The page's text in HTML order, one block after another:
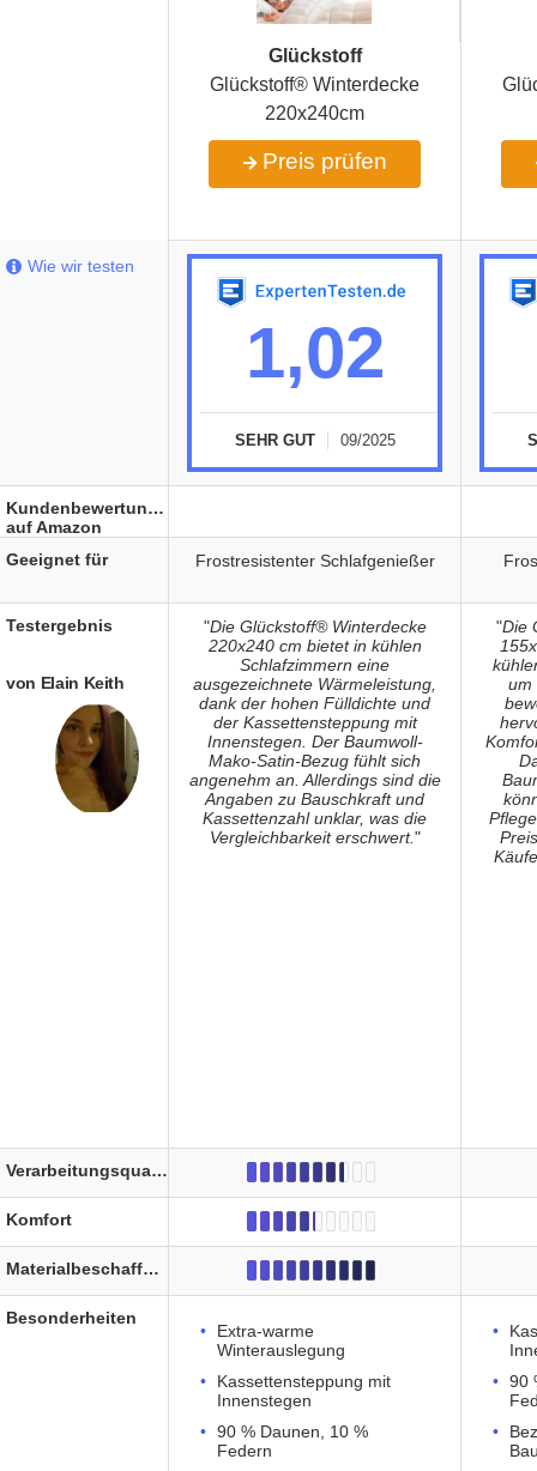
Glückstoff
Glückstoff® Winterdecke
220x240cm
Preis prüfen
1,02
SEHR GUT 09/2025
Frostresistenter Schlafgenießer
"Die Glückstoff® Winterdecke
220x240 cm bietet in kühlen
Schlafzimmern eine
ausgezeichnete Wärmeleistung,
dank der hohen Fülldichte und
der Kassettensteppung mit
Innenstegen. Der Baumwoll-
Mako-Satin-Bezug fühlt sich
angenehm an. Allerdings sind die
Angaben zu Bauschkraft und
Kassettenzahl unklar, was die
Vergleichbarkeit erschwert."
"Die
um
Extra-warme
Winterauslegung
Kassettensteppung mit
Innenstegen
90 % Daunen, 10 %
Federn
90
Wie wir testen
Kundenbewertungen
auf Amazon
Geeignet für
Testergebnis
von Elain Keith
Verarbeitungsqualität
Komfort
Materialbeschaffenheit
Besonderheiten